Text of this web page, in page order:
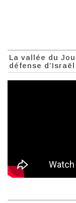
La vallée du
défense d’Israël